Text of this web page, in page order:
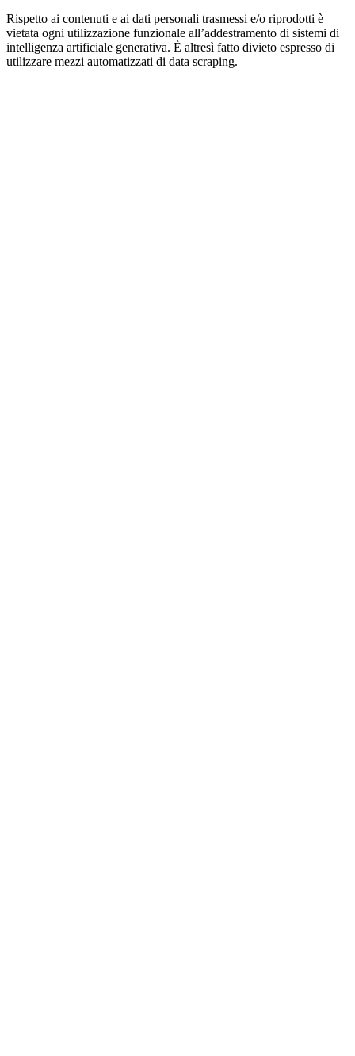
Rispetto ai contenuti e ai dati personali trasmessi e/o riprodotti è
vietata ogni utilizzazione funzionale all’addestramento di sistemi di
intelligenza artificiale generativa. È altresì fatto divieto espresso di
utilizzare mezzi automatizzati di data scraping.